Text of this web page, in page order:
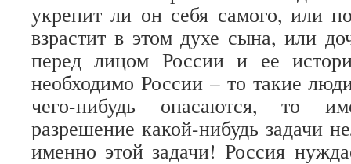
укрепит ли он себя самого, или
взрастит в этом духе сына, или
перед лицом России и ее
необходимо России – то такие
чего-нибудь опасаются, то
разрешение какой-нибудь задачи
именно этой задачи! Россия